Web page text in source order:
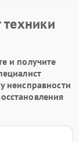
и получите
неисправности